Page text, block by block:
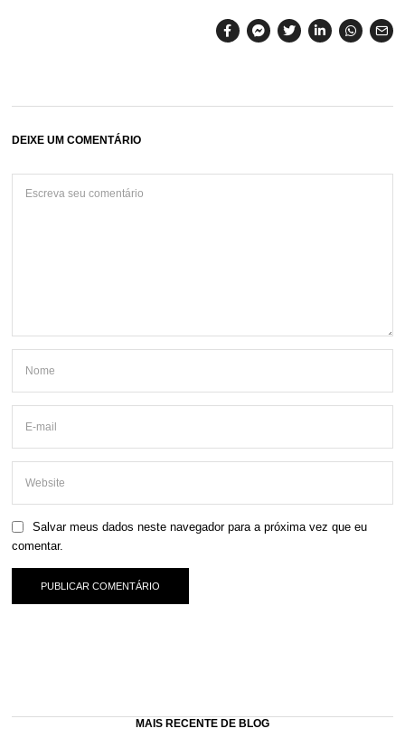
DEIXE UM COMENTÁRIO
Salvar meus dados neste navegador para a próxima vez que eu
comentar.
MAIS RECENTE DE BLOG